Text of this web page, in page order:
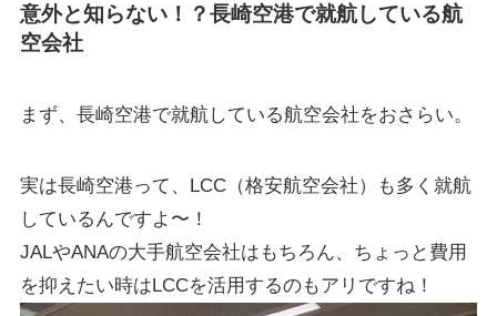
意外と知らない！？長崎空港で就航している航
空会社
まず、長崎空港で就航している航空会社をおさらい。
実は長崎空港って、LCC（格安航空会社）も多く就航
しているんですよ〜！
JALやANAの大手航空会社はもちろん、ちょっと費用
を抑えたい時はLCCを活用するのもアリですね！